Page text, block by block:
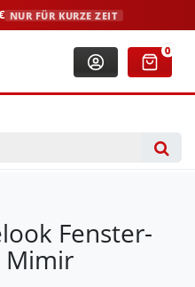
NUR FÜR KURZE ZEIT
0
Fenster-
Mimir